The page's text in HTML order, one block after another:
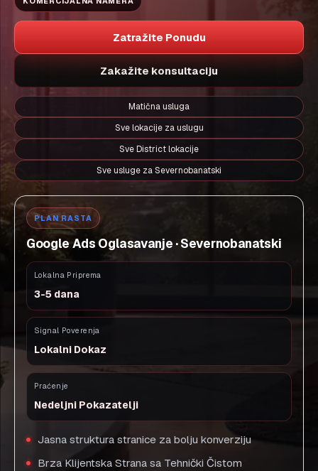
Zatražite Ponudu
Zakažite konsultaciju
Matična usluga
Sve lokacije za uslugu
Sve District lokacije
Sve usluge za Severnobanatski
PLAN RASTA
Google Ads Oglasavanje · Severnobanatski
Lokalna Priprema
3-5 dana
Signal Poverenja
Lokalni Dokaz
Praćenje
Nedeljni Pokazatelji
Jasna struktura stranice za bolju konverziju
Brza Klijentska Strana sa Tehnički Čistom